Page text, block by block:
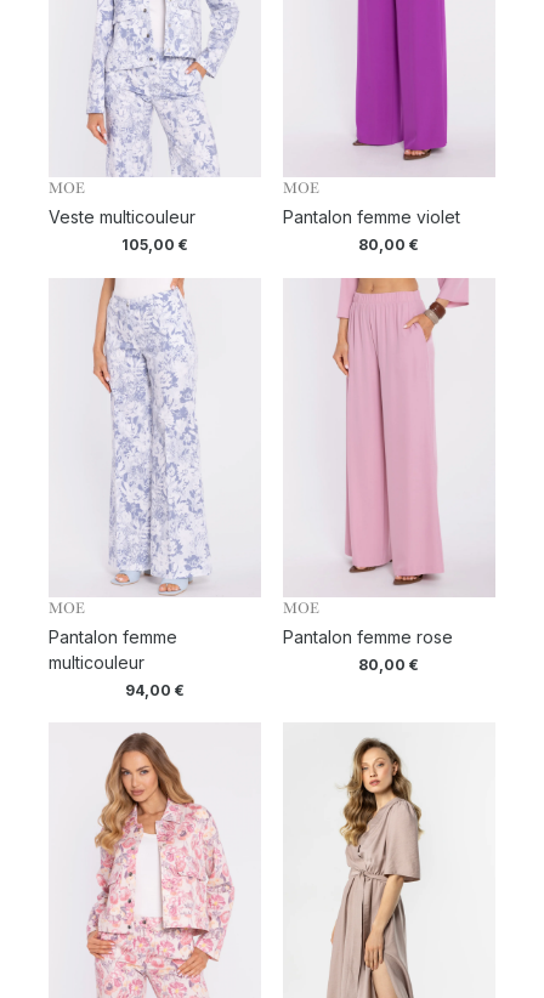
MOE
Veste multicouleur
105,00€
MOE
Pantalon femme violet
80,00€
MOE
Pantalon femme
multicouleur
94,00€
MOE
Pantalon femme rose
80,00€